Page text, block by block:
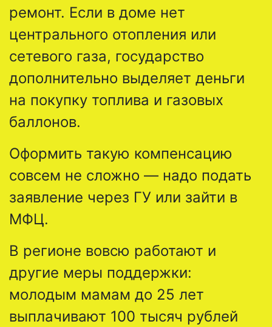
ремонт. Если в доме нет
центрального отопления или
сетевого газа, государство
дополнительно выделяет деньги
на покупку топлива и газовых
баллонов.
Оформить такую компенсацию
совсем не сложно — надо подать
заявление через ГУ или зайти в
МФЦ.
В регионе вовсю работают и
другие меры поддержки:
молодым мамам до 25 лет
выплачивают 100 тысяч рублей